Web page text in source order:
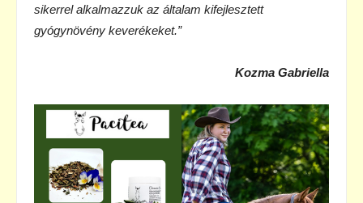
sikerrel alkalmazzuk az általam kifejlesztett
gyógynövény keverékeket.”
Kozma Gabriella